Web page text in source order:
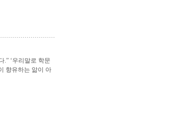
.” ‘우리말로 학문
향유하는 앎이 아